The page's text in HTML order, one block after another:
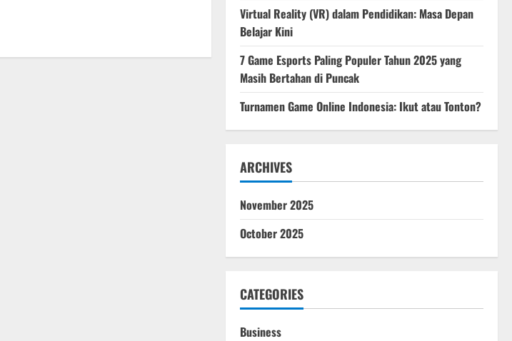
Virtual Reality (VR) dalam Pendidikan: Masa Depan
Belajar Kini
7 Game Esports Paling Populer Tahun 2025 yang
Masih Bertahan di Puncak
Turnamen Game Online Indonesia: Ikut atau Tonton?
ARCHIVES
November 2025
October 2025
CATEGORIES
Business